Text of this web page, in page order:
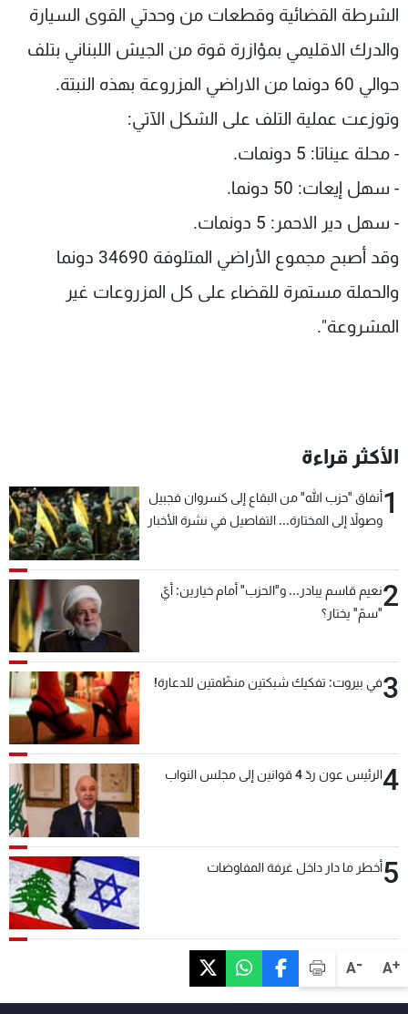
A+
A-
الشرطة القضائية وقطعات من وحدتي القوى السيارة
والدرك الاقليمي بمؤازرة قوة من الجيش اللبناني بتلف
حوالي 60 دونما من الاراضي المزروعة بهذه النبتة.
وتوزعت عملية التلف على الشكل الآتي:
- محلة عيناتا: 5 دونمات.
- سهل إيعات: 50 دونما.
- سهل دير الاحمر: 5 دونمات.
وقد أصبح مجموع الأراضي المتلوفة 34690 دونما
والحملة مستمرة للقضاء على كل المزروعات غير
المشروعة".
الأكثر قراءة
1أنفاق "حزب الله" من البقاع إلى كسروان فجبيل
وصولاً إلى المختارة... التفاصيل في نشرة الأخبار
2نعيم قاسم يبادر... و"الحزب" أمام خيارين: أيّ
"سمّ" يختار؟
3في بيروت: تفكيك شبكتين منظّمتين للدعارة!
4الرئيس عون ردّ 4 قوانين إلى مجلس النواب
5أخطر ما دار داخل غرفة المفاوضات